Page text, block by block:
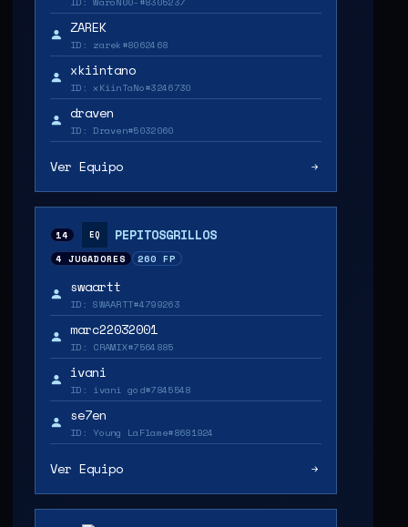
ZAREK
ID: zarek#8062468
xkiintano
ID: xKiinTaNo#3246730
draven
ID: Draven#5032060
Ver Equipo
14 EQ PEPITOSGRILLOS
4 JUGADORES 260 FP
swaartt
ID: SWAARTT#4799263
marc22032001
ID: CRAMIX#7564885
ivani
ID: ivani god#7845548
se7en
ID: Young LaFlame#8681924
Ver Equipo